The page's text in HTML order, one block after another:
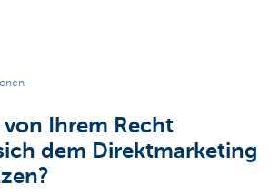
von Ihrem Recht
dem Direktmarketing